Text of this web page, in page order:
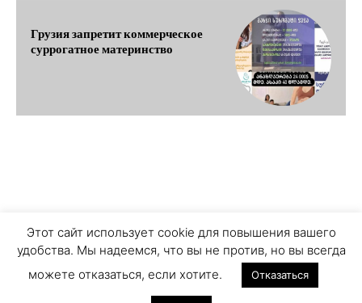
Грузия запретит коммерческое
суррогатное материнство
COOKIE ЗАПИСИ ПРИСОЕДИНЯЙТЕСЬ
Этот сайт использует cookie для повышения вашего
удобства. Мы надеемся, что вы не против, но вы всегда
можете отказаться, если хотите.
Отказаться